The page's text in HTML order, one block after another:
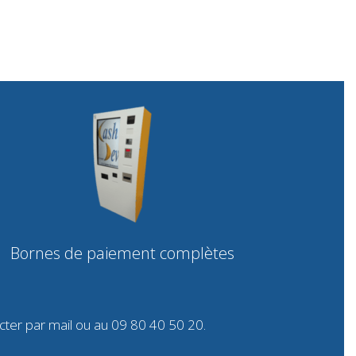
Bornes de paiement complètes
par mail ou au 09 80 40 50 20.